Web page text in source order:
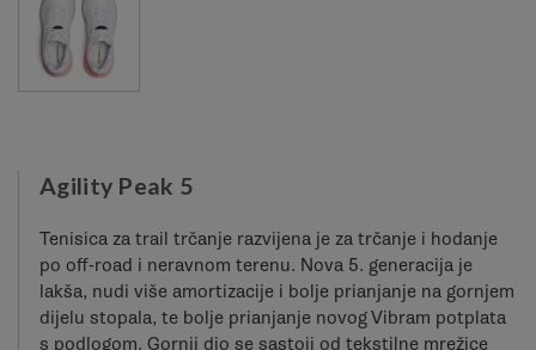
Agility Peak 5
Tenisica za trail trčanje razvijena je za trčanje i hodanje
po off-road i neravnom terenu. Nova 5. generacija je
lakša, nudi više amortizacije i bolje prianjanje na gornjem
dijelu stopala, te bolje prianjanje novog Vibram potplata
s podlogom. Gornji dio se sastoji od tekstilne mrežice